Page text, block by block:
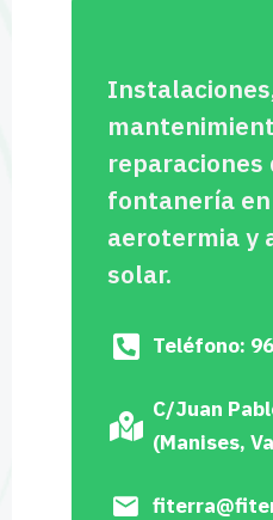
reparaciones
fontanería en
aerotermia y
solar.
Teléfono:
C/Juan
(Manises,